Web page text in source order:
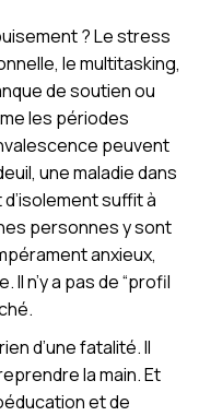
? Le stress
le multitasking,
de soutien ou
les périodes
peuvent
une maladie dans
suffit à
personnes y sont
anxieux,
n’y a pas de “profil
d’une fatalité. Il
la main. Et
et de